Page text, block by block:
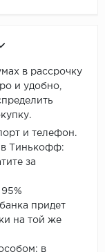
в рассрочку
и удобно,
и телефон.
в Тинькофф:
за
придет
на той же
в